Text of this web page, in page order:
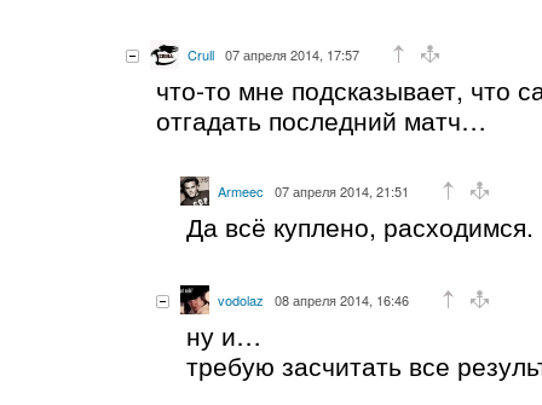
Crull 07 апреля 2014, 17:57
что-то мне подсказывает, что
отгадать последний матч…
Armeec 07 апреля 2014, 21:51
Да всё куплено, расходимся.
vodolaz 08 апреля 2014, 16:46
ну и…
требую засчитать все